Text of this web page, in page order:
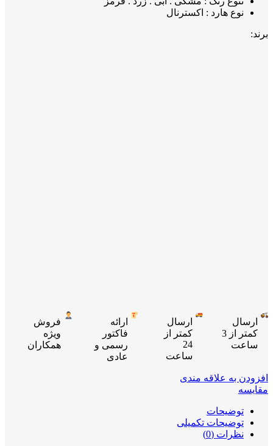
نوع هارد : اکسترنال
برند:
ارسال
کمتر از 3
ساعت
ارسال
کمتر از
24
ساعت
ارائه
فاکتور
رسمی و
عادی
فروش
ویژه
همکاران
افزودن به علاقه مندی
مقایسه
توضیحات
توضیحات تکمیلی
نظرات (0)